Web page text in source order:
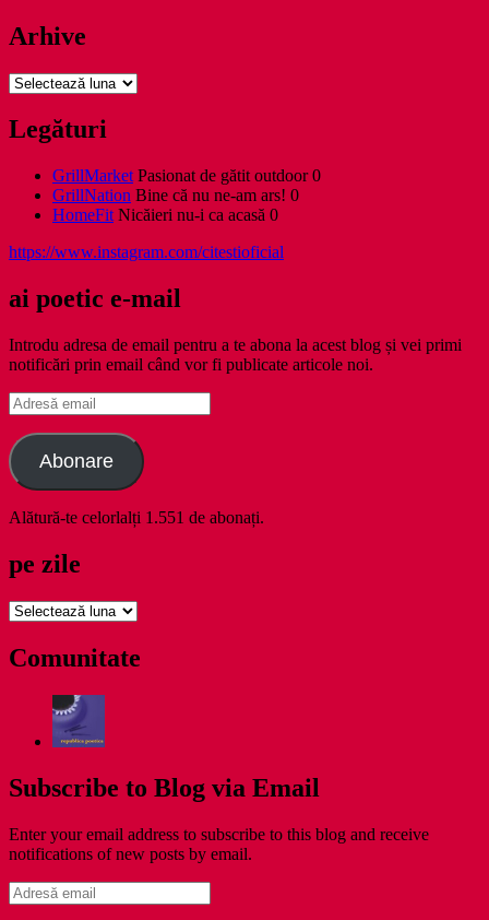
Arhive
Arhive
Legături
GrillMarket Pasionat de gătit outdoor 0
GrillNation Bine că nu ne-am ars! 0
HomeFit Nicăieri nu-i ca acasă 0
https://www.instagram.com/citestioficial
ai poetic e-mail
Introdu adresa de email pentru a te abona la acest blog și vei primi
notificări prin email când vor fi publicate articole noi.
Adresă
email
Abonare
Alătură-te celorlalți 1.551 de abonați.
pe zile
pe
Comunitate
Subscribe to Blog via Email
Enter your email address to subscribe to this blog and receive
notifications of new posts by email.
Adresă
email